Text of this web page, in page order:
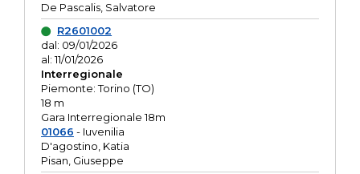
De Pascalis, Salvatore
R2601002
dal: 09/01/2026
al: 11/01/2026
Interregionale
Piemonte: Torino (TO)
18 m
Gara Interregionale 18m
01066 - Iuvenilia
D'agostino, Katia
Pisan, Giuseppe